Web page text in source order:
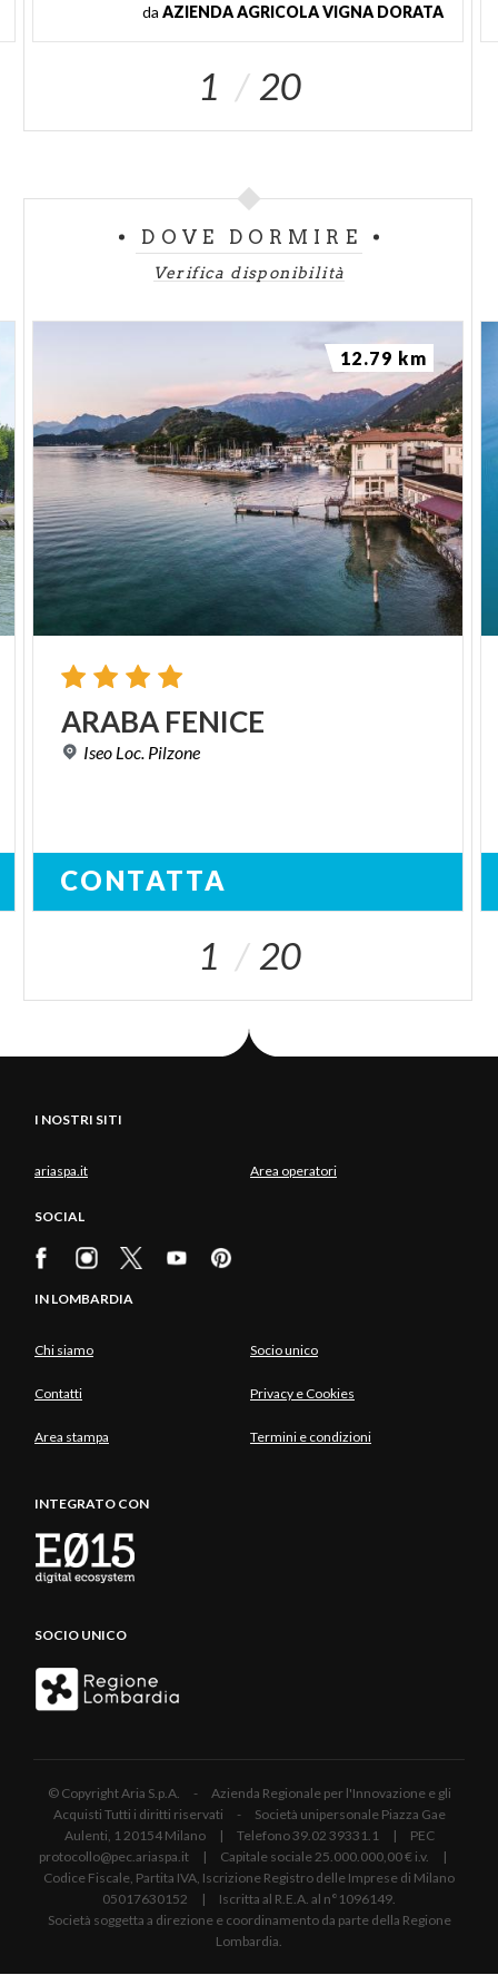
da AZIENDA AGRICOLA VIGNA DORATA
1 20
DOVE DORMIRE
Verifica disponibilità
ARABA FENICE
Iseo Loc. Pilzone
CONTATTA
12.79 km
1 20
I NOSTRI SITI
ariaspa.it Area operatori
SOCIAL
IN LOMBARDIA
Chi siamo Socio unico
Contatti Privacy e Cookies
Area stampa Termini e condizioni
INTEGRATO CON
SOCIO UNICO
© Copyright Aria S.p.A. - Azienda Regionale per l'Innovazione e gli
Acquisti Tutti i diritti riservati - Società unipersonale Piazza Gae
Aulenti, 1 20154 Milano | Telefono 39.02 39331.1 | PEC
protocollo@pec.ariaspa.it | Capitale sociale 25.000.000,00 € i.v. |
Codice Fiscale, Partita IVA, Iscrizione Registro delle Imprese di Milano
05017630152 | Iscritta al R.E.A. al n°1096149.
Società soggetta a direzione e coordinamento da parte della Regione
Lombardia.